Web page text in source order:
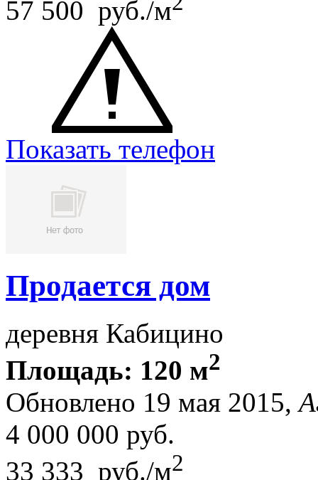
57 500 руб./м
Показать телефон
Продается дом
деревня Кабицино
Площадь: 120 м2
Обновлено 19 мая 2015,
4 000 000 руб.
33 333 руб./м2